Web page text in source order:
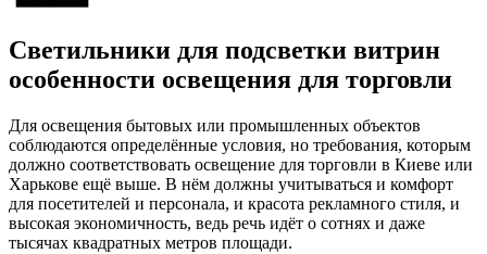
Светильники для подсветки витрин
особенности освещения для торговли
Для освещения бытовых или промышленных объектов
соблюдаются определённые условия, но требования, которым
должно соответствовать освещение для торговли в Киеве или
Харькове ещё выше. В нём должны учитываться и комфорт
для посетителей и персонала, и красота рекламного стиля, и
высокая экономичность, ведь речь идёт о сотнях и даже
тысячах квадратных метров площади.